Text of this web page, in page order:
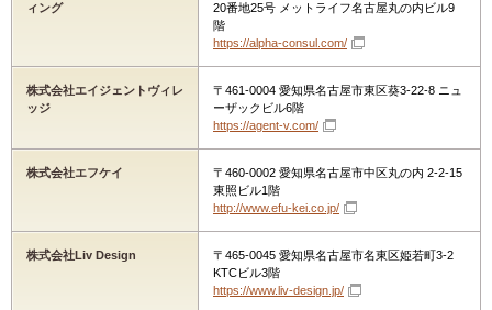
ィング
20番地25号 メットライフ名古屋丸の内ビル9
階
https://alpha-consul.com/
株式会社エイジェントヴィレ
ッジ
〒461-0004 愛知県名古屋市東区葵3-22-8 ニュ
ーザックビル6階
https://agent-v.com/
株式会社エフケイ
〒460-0002 愛知県名古屋市中区丸の内 2-2-15
東照ビル1階
http://www.efu-kei.co.jp/
株式会社Liv Design
〒465-0045 愛知県名古屋市名東区姫若町3-2
KTCビル3階
https://www.liv-design.jp/